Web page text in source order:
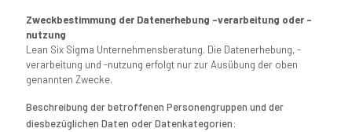
Zweckbestimmung der Datenerhebung -verarbeitung oder -
nutzung
Lean Six Sigma Unternehmensberatung. Die Datenerhebung, -
verarbeitung und -nutzung erfolgt nur zur Ausübung der oben
genannten Zwecke.
Beschreibung der betroffenen Personengruppen und der
diesbezüglichen Daten oder Datenkategorien: